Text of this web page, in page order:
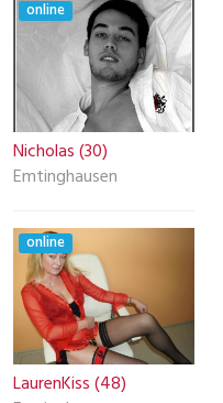
online
Nicholas (30)
Emtinghausen
online
LaurenKiss (48)